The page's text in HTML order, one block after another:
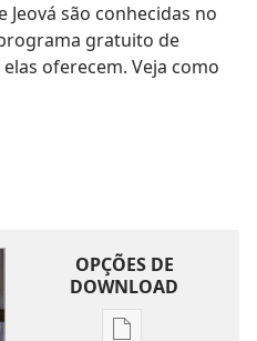
Jeová são conhecidas no
gratuito de
oferecem. Veja como
OPÇÕES DE
DOWNLOAD